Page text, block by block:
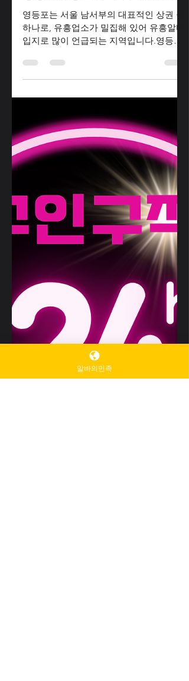
TV 유흥알바
1월 13일
3분 분량
영등포유흥알바 수입 구조 기본
영등포는 서울 남서부의 대표적인 상권 중
유흥알바 “영등포 유흥알바 수입구조는 어
떻게 되나요?”, “많이 벌 수 있나요?”라는
질문은 이 업계를 처음 접하는 사람들에게
가장 궁금한 부분입니다. 영등포유흥알바
결론적으로 말하면, 영등포 유흥알바는 서
울 내 다른 지역과 비교했을 때 충분히 경
쟁력 있는 수입을 기대할 수 있는 곳 입니
다. 다만 수입 규모는 여러 요소에 따라 크
게 달라지며, 단순히 ‘많이 벌 수 있다/없
다’로 단정할 수는 없습니다. 아래에서 수
입 구조와 실전 예시를 차근차근 살펴보겠
습니다. 영등포유흥알바 알아보자 1. 영등
포 유흥알바 수입 구조 기본 유흥알바의 수
입은 크게 아래 세 가지 요소로 구성됩니
다. 1) 기본 급여 영등포유흥알바 기본 급여
는 업소에서 정한 근무 시간당 고정 지급
금액입니다. 영등포스웨디시알바 유흥알
바는 일반 서비스 업종보다 높은 고
알바의민족